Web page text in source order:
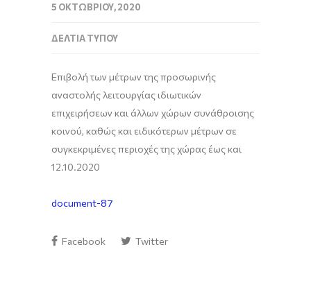
5 ΟΚΤΩΒΡΊΟΥ, 2020
ΔΕΛΤΊΑ ΤΎΠΟΥ
Επιβολή των μέτρων της προσωρινής
αναστολής λειτουργίας ιδιωτικών
επιχειρήσεων και άλλων χώρων συνάθροισης
κοινού, καθώς και ειδικότερων μέτρων σε
συγκεκριμένες περιοχές της χώρας έως και
12.10.2020
document-87
Facebook Twitter